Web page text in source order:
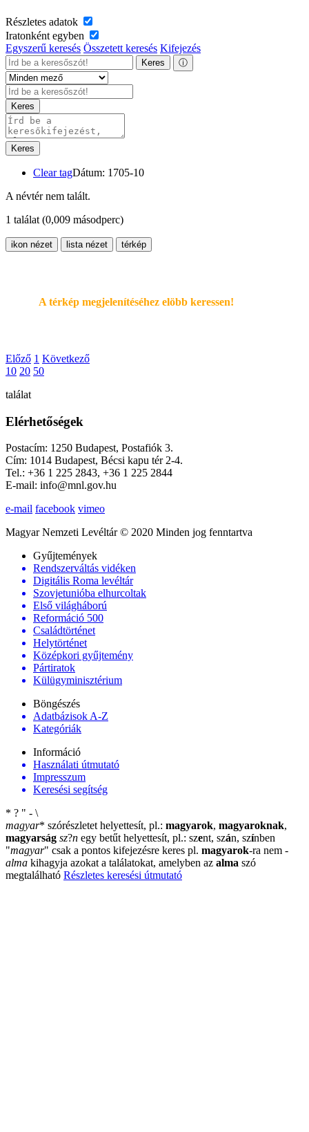
Részletes adatok
Iratonként egyben
Egyszerű keresés Összetett keresés Kifejezés
Keres ⓘ
Keres
Keres
Clear tagDátum: 1705-10
A névtér nem talált.
1 találat (0,009 másodperc)
ikon nézet lista nézet térkép
A térkép megjelenítéséhez elöbb keressen!
Előző 1 Következő
10 20 50
találat
Elérhetőségek
Postacím: 1250 Budapest, Postafiók 3.
Cím: 1014 Budapest, Bécsi kapu tér 2-4.
Tel.: +36 1 225 2843, +36 1 225 2844
E-mail: info@mnl.gov.hu
e-mail facebook vimeo
Magyar Nemzeti Levéltár © 2020 Minden jog fenntartva
Gyűjtemények
Rendszerváltás vidéken
Digitális Roma levéltár
Szovjetunióba elhurcoltak
Első világháború
Reformáció 500
Családtörténet
Helytörténet
Középkori gyűjtemény
Pártiratok
Külügyminisztérium
Böngészés
Adatbázisok A-Z
Kategóriák
Információ
Használati útmutató
Impresszum
Keresési segítség
* ? " - \
magyar* szórészletet helyettesít, pl.: magyarok, magyaroknak,
magyarság sz?n egy betűt helyettesít, pl.: szent, szán, színben
"magyar" csak a pontos kifejezésre keres pl. magyarok-ra nem -
alma kihagyja azokat a találatokat, amelyben az alma szó
megtalálható Részletes keresési útmutató